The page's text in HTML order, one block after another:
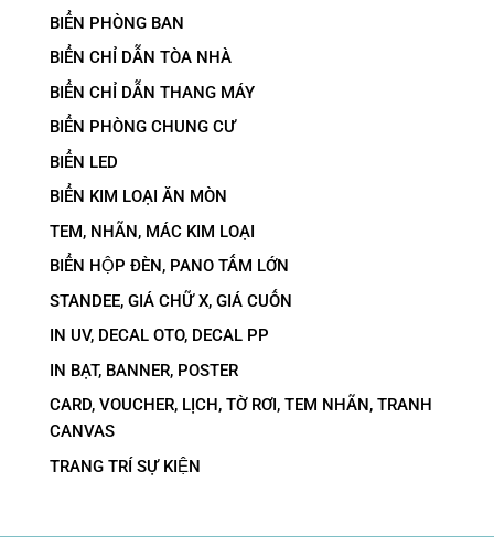
BIỂN PHÒNG BAN
BIỂN CHỈ DẪN TÒA NHÀ
BIỂN CHỈ DẪN THANG MÁY
BIỂN PHÒNG CHUNG CƯ
BIỂN LED
BIỂN KIM LOẠI ĂN MÒN
TEM, NHÃN, MÁC KIM LOẠI
BIỂN HỘP ĐÈN, PANO TẤM LỚN
STANDEE, GIÁ CHỮ X, GIÁ CUỐN
IN UV, DECAL OTO, DECAL PP
IN BẠT, BANNER, POSTER
CARD, VOUCHER, LỊCH, TỜ RƠI, TEM NHÃN, TRANH
CANVAS
TRANG TRÍ SỰ KIỆN